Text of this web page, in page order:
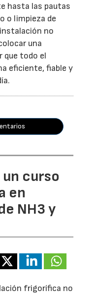
hasta las pautas
o limpieza de
no
una
que todo el
eficiente, fiable y
curso
en
NH3 y
frigorífica no